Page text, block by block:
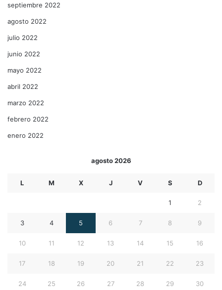
septiembre 2022
agosto 2022
julio 2022
junio 2022
mayo 2022
abril 2022
marzo 2022
febrero 2022
enero 2022
agosto 2026
L M X J V S D
1 2
3 4 5 6 7 8 9
10 11 12 13 14 15 16
17 18 19 20 21 22 23
24 25 26 27 28 29 30